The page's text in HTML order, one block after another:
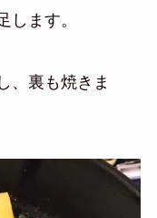
します。
、裏も焼きま